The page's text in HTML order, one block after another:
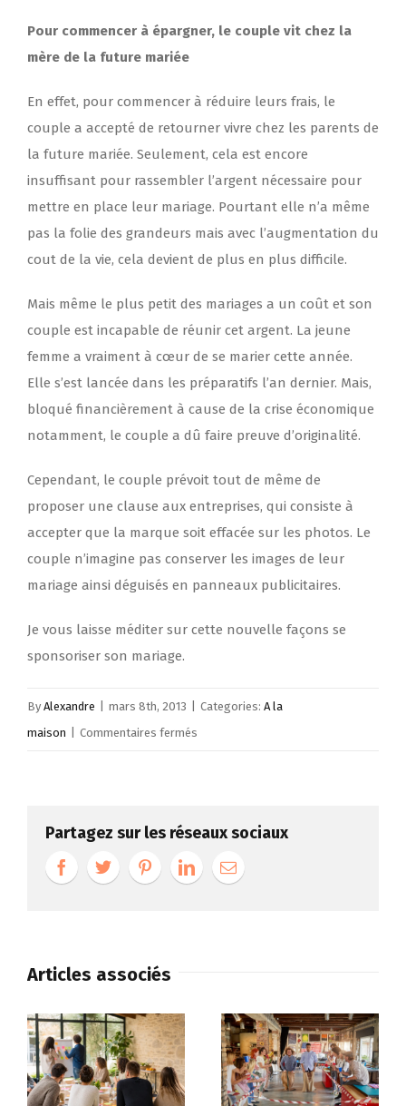
Pour commencer à épargner, le couple vit chez la
mère de la future mariée
En effet, pour commencer à réduire leurs frais, le
couple a accepté de retourner vivre chez les parents de
la future mariée. Seulement, cela est encore
insuffisant pour rassembler l’argent nécessaire pour
mettre en place leur mariage. Pourtant elle n’a même
pas la folie des grandeurs mais avec l’augmentation du
cout de la vie, cela devient de plus en plus difficile.
Mais même le plus petit des mariages a un coût et son
couple est incapable de réunir cet argent. La jeune
femme a vraiment à cœur de se marier cette année.
Elle s’est lancée dans les préparatifs l’an dernier. Mais,
bloqué financièrement à cause de la crise économique
notamment, le couple a dû faire preuve d’originalité.
Cependant, le couple prévoit tout de même de
proposer une clause aux entreprises, qui consiste à
accepter que la marque soit effacée sur les photos. Le
couple n’imagine pas conserver les images de leur
mariage ainsi déguisés en panneaux publicitaires.
Je vous laisse méditer sur cette nouvelle façons se
sponsoriser son mariage.
By Alexandre mars 8th, 2013 Categories: A la
maison
Commentaires fermés
transforme
financer
mariage!
Partagez sur les réseaux sociaux
Articles associés